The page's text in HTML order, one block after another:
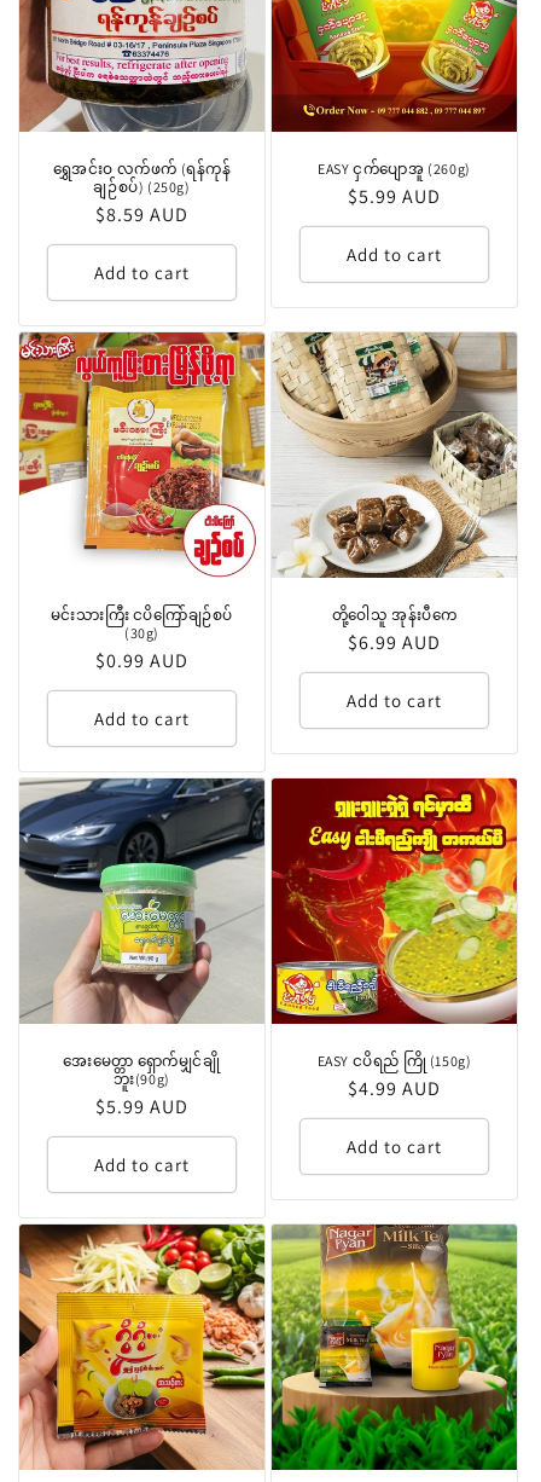
ရွှေအင်းဝ လက်ဖက် (ရန်ကုန်
ချဉ်စပ်) (250g)
Regular
price
$8.59 AUD
Add to cart
EASY ငှက်ပျောအူ (260g)
Regular
price
$5.99 AUD
Add to cart
မင်းသားကြီး ငပိကြော်ချဉ်စပ်
(30g)
Regular
price
$0.99 AUD
Add to cart
တို့ဝေါသူ အုန်းပီကေ
Regular
price
$6.99 AUD
Add to cart
အေးမေတ္တာ ရှောက်မျှင်ချို
ဘူး(90g)
Regular
price
$5.99 AUD
Add to cart
EASY ငပိရည် ကြို (150g)
Regular
price
$4.99 AUD
Add to cart